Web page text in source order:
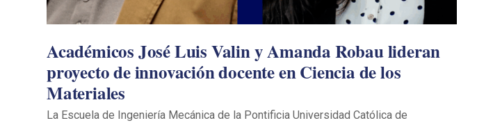
Académicos José Luis Valin y Amanda Robau lideran
proyecto de innovación docente en Ciencia de los
Materiales
La Escuela de Ingeniería Mecánica de la Pontificia Universidad Católica de